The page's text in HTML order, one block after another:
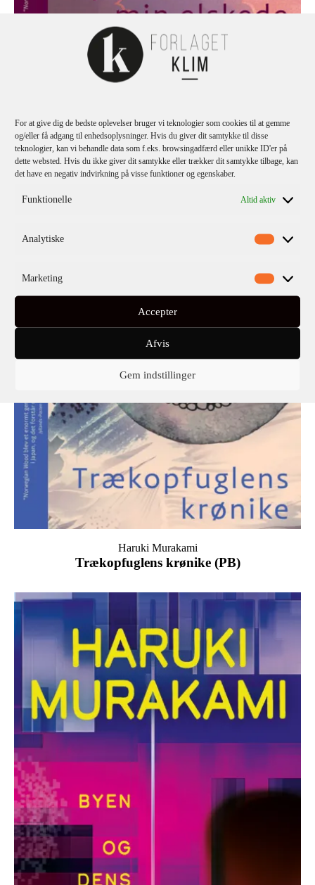
For at give dig de bedste oplevelser bruger vi teknologier som cookies til at gemme
og/eller få adgang til enhedsoplysninger. Hvis du giver dit samtykke til disse
teknologier, kan vi behandle data som f.eks. browsingadfærd eller unikke ID'er på
dette websted. Hvis du ikke giver dit samtykke eller trækker dit samtykke tilbage, kan
det have en negativ indvirkning på visse funktioner og egenskaber.
Funktionelle Altid aktiv
Analytiske
Marketing
Accepter
Afvis
Gem indstillinger
Sputnik min elskede (PB)
Haruki Murakami
Trækopfuglens krønike (PB)
Haruki Murakami